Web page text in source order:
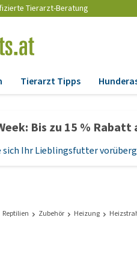
Tierarzt-Beratung
Trockenfutter
Nassfutter
Leckerlis
Tierarzt Tipps
Bis zu 15 %
sich Ihr Lieblingsfutter
Reptilien Zubehör Heizung